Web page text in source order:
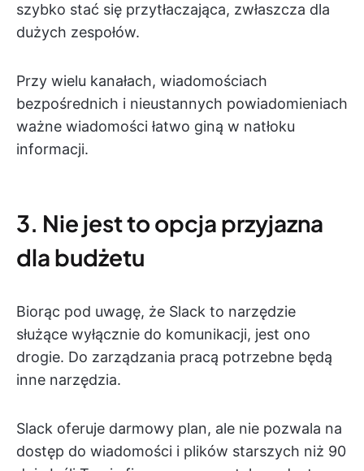
szybko stać się przytłaczająca, zwłaszcza dla
dużych zespołów.
Przy wielu kanałach, wiadomościach
bezpośrednich i nieustannych powiadomieniach
ważne wiadomości łatwo giną w natłoku
informacji.
3. Nie jest to opcja przyjazna
dla budżetu
Biorąc pod uwagę, że Slack to narzędzie
służące wyłącznie do komunikacji, jest ono
drogie. Do zarządzania pracą potrzebne będą
inne narzędzia.
Slack oferuje darmowy plan, ale nie pozwala na
dostęp do wiadomości i plików starszych niż 90